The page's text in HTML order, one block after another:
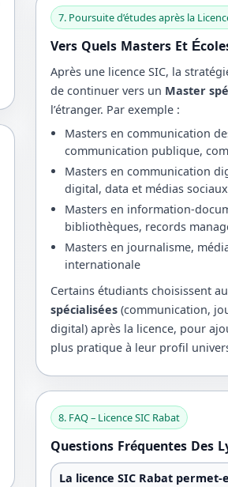
7. Poursuite d’études après la
Vers Quels Masters Et
Après une licence SIC, la
de continuer vers un Master
l’étranger. Par exemple :
Masters en communication
communication publique,
Masters en communication
digital, data et médias sociaux
Masters en information-
bibliothèques, records
Masters en journalisme,
internationale
Certains étudiants choisissent
spécialisées (communication,
digital) après la licence, pour
plus pratique à leur profil
8. FAQ – Licence SIC Rabat
Questions Fréquentes Des
La licence SIC Rabat